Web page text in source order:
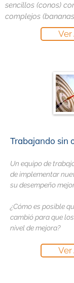
sencillos (conos)
complejos
Ver
Trabajando sin
Un equipo de
de implementar
su desempeño
¿Cómo es posible
cambió para que
nivel de mejora?
Ver